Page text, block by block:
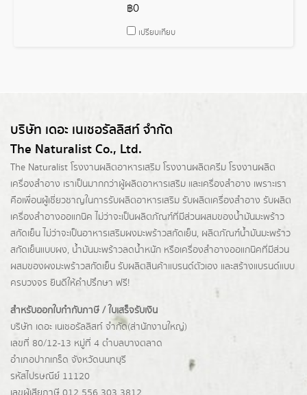
เป็นอาหารเพื่อสุขภาพ เนื่องจากอุดมไป
ด้วยสารอาหารต่าง ๆ เช่น โปรตีน ใย
฿0
เปรียบเทียบ
บริษัท เดอะ เนเชอรัลลิสท์ จำกัด
The Naturalist Co., Ltd.
The Naturalist โรงงานผลิตอาหารเสริม โรงงานผลิตครีม โรงงานผลิต
เครื่องสำอาง เราเป็นมากกว่าผู้ผลิตอาหารเสริม และเครื่องสำอาง เพราะเรา
คือเพื่อนผู้เชี่ยวชาญในการรับผลิตอาหารเสริม รับผลิตเครื่องสำอาง รับผลิต
เครื่องสำอางออแกนิค ไม่ว่าจะเป็นผลิตภัณฑ์ที่มีส่วนผสมของน้ำมันมะพร้าว
สกัดเย็น ไม่ว่าจะเป็นอาหารเสริมผงมะพร้าวสกัดเย็น, ผลิตภัณฑ์น้ำมันมะพร้าว
สกัดเย็นแบบผง, น้ำมันมะพร้าวลดน้ำหนัก หรือเครื่องสำอางออแกนิคที่มีส่วน
ผสมของผงมะพร้าวสกัดเย็น รับผลิตสินค้าแบรนด์ตัวเอง และสร้างแบรนด์แบบ
ครบวงจร ยินดีให้คำปรึกษา ฟรี!
สำหรับออกใบกำกับภาษี / ใบเสร็จรับเงิน
บริษัท เดอะ เนเชอรัลลิสท์ จำกัด(ส่านักงานใหญ่)
เลขที่ 80/12-13 หมู่ที่ 4 ตำบลบางตลาด
อำเภอปากเกร็ด จังหวัดนนทบุรี
รหัสไปรษณีย์ 11120